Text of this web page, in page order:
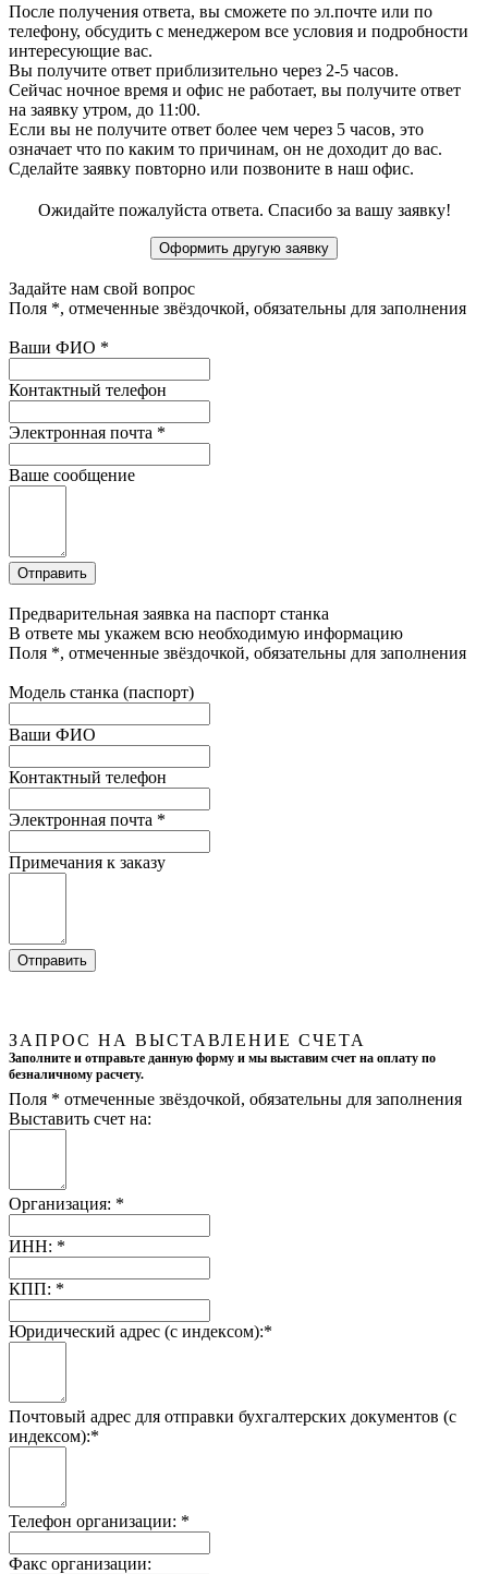
После получения ответа, вы сможете по эл.почте или по
телефону, обсудить с менеджером все условия и подробности
интересующие вас.
Вы получите ответ приблизительно через 2-5 часов.
Сейчас ночное время и офис не работает, вы получите ответ
на заявку утром, до 11:00.
Если вы не получите ответ более чем через 5 часов, это
означает что по каким то причинам, он не доходит до вас.
Сделайте заявку повторно или позвоните в наш офис.
Ожидайте пожалуйста ответа. Спасибо за вашу заявку!
Задайте нам свой вопрос
Поля *, отмеченные звёздочкой, обязательны для заполнения
Ваши ФИО *
Контактный телефон
Электронная почта *
Ваше сообщение
Предварительная заявка на паспорт станка
В ответе мы укажем всю необходимую информацию
Поля *, отмеченные звёздочкой, обязательны для заполнения
Модель станка (паспорт)
Ваши ФИО
Контактный телефон
Электронная почта *
Примечания к заказу
ЗАПРОС НА ВЫСТАВЛЕНИЕ СЧЕТА
Заполните и отправьте данную форму и мы выставим счет на оплату по
безналичному расчету.
Поля * отмеченные звёздочкой, обязательны для заполнения
Выставить счет на:
Организация: *
ИНН: *
КПП: *
Юридический адрес (с индексом):*
Почтовый адрес для отправки бухгалтерских документов (с
индексом):*
Телефон организации: *
Факс организации: